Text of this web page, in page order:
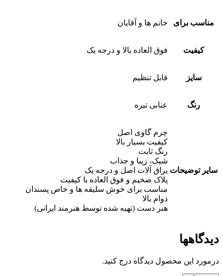
مناسب برای خانم ها و آقایان
کیفیت فوق العاده بالا و درجه یک
سایز قابل تنظیم
رنگ عنابی تیره
سایر توضیحات
چرم گاوی اصل
کیفیت بسیار بالا
رنگ ثابت
شیک، زیبا و جذاب
یراق آلات اصل و درجه یک
پلاک ضخیم و فوق العاده با کیفیت
مناسب برای خوش سلیقه ها و خاص پسندان
دوام بالا
هنر دست (تهیه شده توسط هنرمند ایرانی)
دیدگاهها
درمورد این محصول دیدگاه درج کنید.